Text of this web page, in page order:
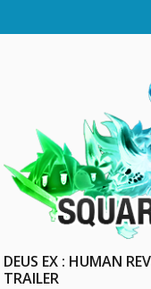
DEUS EX : HUMAN
TRAILER